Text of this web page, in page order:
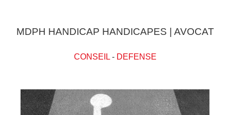
MDPH HANDICAP HANDICAPES | AVOCAT
CONSEIL- DEFENSE